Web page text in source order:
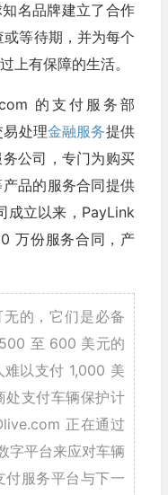
名品牌建立了合作
等待期，并为每个
上有保障的生活。
的支付服务部
易处理金融服务提供
公司，专门为购买
品的服务合同提供
成立以来，PayLink
万份服务合同，产
的，它们是必备
至 600 美元的
以支付 1,000 美
处支付车辆保护计
正在通过
字平台来应对车辆
服务平台与下一